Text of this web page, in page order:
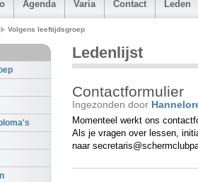
Agenda Varia Contact Leden
Volgens leeftijdsgroep
Ledenlijst
Contactformulier
Ingezonden door
Momenteel werkt ons
Als je vragen over lessen,
naar